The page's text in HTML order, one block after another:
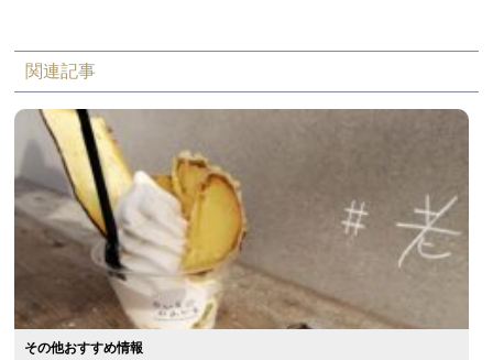
関連記事
その他おすすめ情報